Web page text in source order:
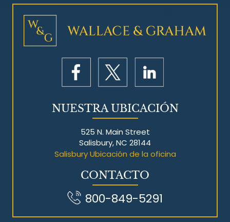
NUESTRA UBICACIÓN
525 N. Main Street
Salisbury, NC 28144
Salisbury Ubicación de la oficina
CONTACTO
800-849-5291